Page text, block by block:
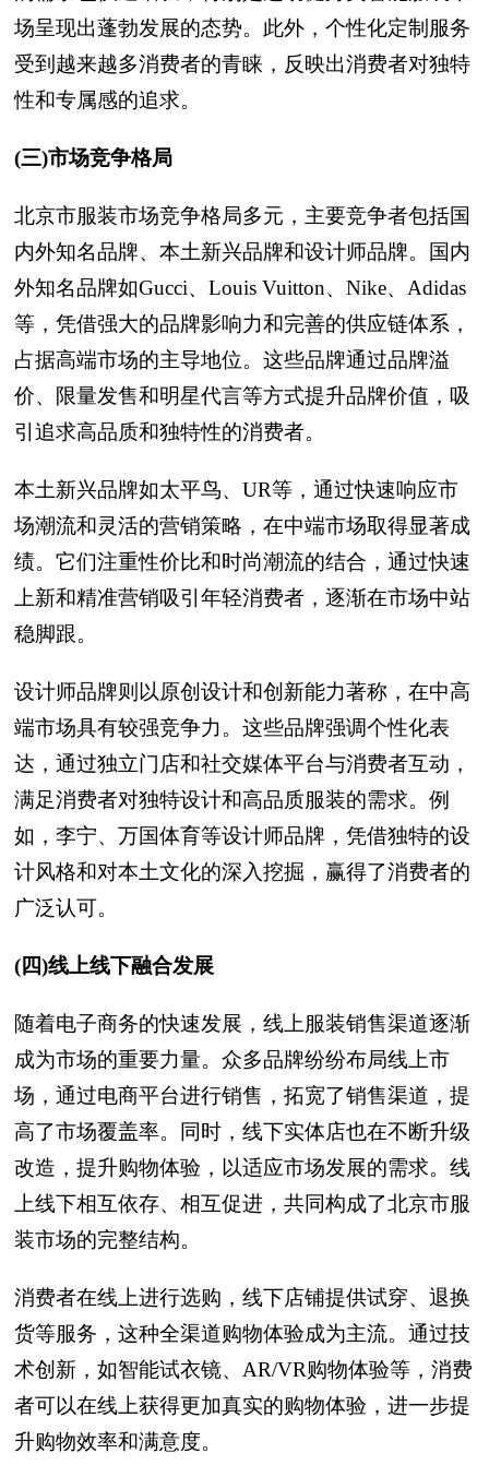
场呈现出蓬勃发展的态势。此外，个性化定制服务
受到越来越多消费者的青睐，反映出消费者对独特
性和专属感的追求。
(三)市场竞争格局
北京市服装市场竞争格局多元，主要竞争者包括国
内外知名品牌、本土新兴品牌和设计师品牌。国内
外知名品牌如Gucci、Louis Vuitton、Nike、Adidas
等，凭借强大的品牌影响力和完善的供应链体系，
占据高端市场的主导地位。这些品牌通过品牌溢
价、限量发售和明星代言等方式提升品牌价值，吸
引追求高品质和独特性的消费者。
本土新兴品牌如太平鸟、UR等，通过快速响应市
场潮流和灵活的营销策略，在中端市场取得显著成
绩。它们注重性价比和时尚潮流的结合，通过快速
上新和精准营销吸引年轻消费者，逐渐在市场中站
稳脚跟。
设计师品牌则以原创设计和创新能力著称，在中高
端市场具有较强竞争力。这些品牌强调个性化表
达，通过独立门店和社交媒体平台与消费者互动，
满足消费者对独特设计和高品质服装的需求。例
如，李宁、万国体育等设计师品牌，凭借独特的设
计风格和对本土文化的深入挖掘，赢得了消费者的
广泛认可。
(四)线上线下融合发展
随着电子商务的快速发展，线上服装销售渠道逐渐
成为市场的重要力量。众多品牌纷纷布局线上市
场，通过电商平台进行销售，拓宽了销售渠道，提
高了市场覆盖率。同时，线下实体店也在不断升级
改造，提升购物体验，以适应市场发展的需求。线
上线下相互依存、相互促进，共同构成了北京市服
装市场的完整结构。
消费者在线上进行选购，线下店铺提供试穿、退换
货等服务，这种全渠道购物体验成为主流。通过技
术创新，如智能试衣镜、AR/VR购物体验等，消费
者可以在线上获得更加真实的购物体验，进一步提
升购物效率和满意度。